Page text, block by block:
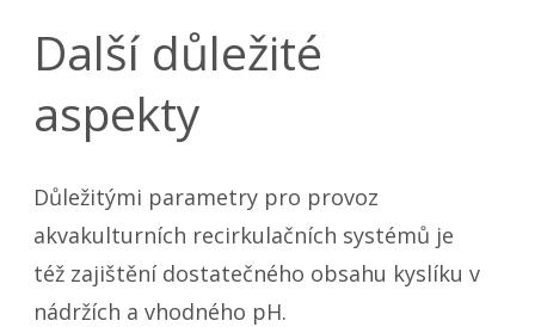
Další důležité
aspekty
Důležitými parametry pro provoz
akvakulturních recirkulačních systémů je
též zajištění dostatečného obsahu kyslíku v
nádržích a vhodného pH.